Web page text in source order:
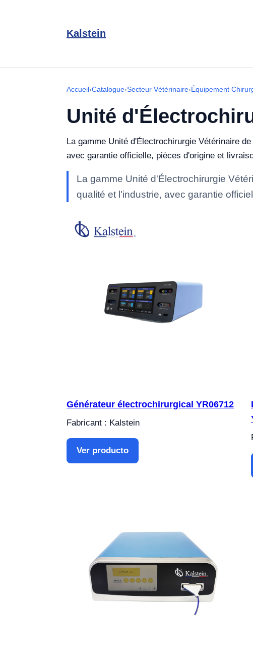
Kalstein
Accueil›Catalogue›Secteur Vétérinaire›Équipement
Unité
La gamme Unité d'Électrochirurgie Vétérinaire
avec garantie officielle, pièces d'origine et
La gamme Unité d'Électrochirurgie
qualité et l'industrie, avec garantie
Générateur électrochirurgical YR06712
Fabricant : Kalstein
Ver producto